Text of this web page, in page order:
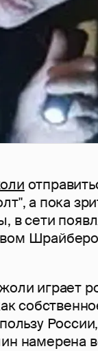
а пока
в сети
играет
намерена